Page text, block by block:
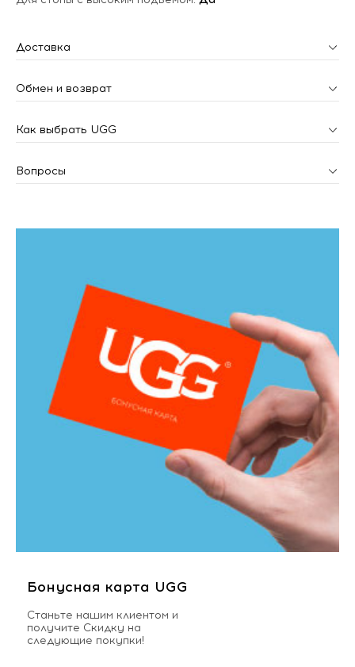
Доставка
Обмен и возврат
Как выбрать UGG
Вопросы
Бонусная карта UGG
Станьте нашим клиентом и
получите Скидку на
следующие покупки!